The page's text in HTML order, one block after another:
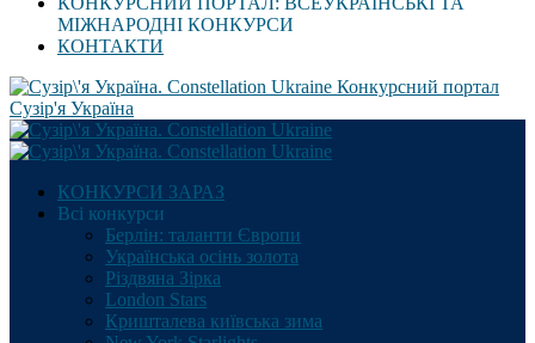
МІЖНАРОДНІ КОНКУРСИ
КОНТАКТИ
Конкурсний портал
Сузір'я Україна
КОНКУРСИ ЗАРАЗ
Всі конкурси
Берлін: таланти Європи
Українська осінь золота
Різдвяна Зірка
London Stars
Кришталева київська зима